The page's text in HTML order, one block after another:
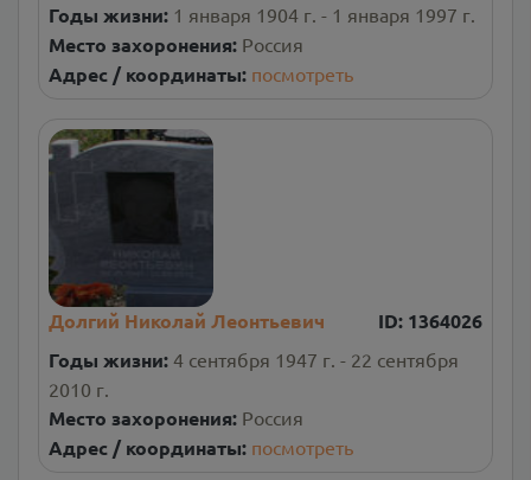
Годы жизни: 1 января 1904 г. - 1 января 1997 г.
Место захоронения: Россия
Адрес / координаты: посмотреть
Долгий Николай Леонтьевич ID: 1364026
Годы жизни: 4 сентября 1947 г. - 22 сентября
2010 г.
Место захоронения: Россия
Адрес / координаты: посмотреть